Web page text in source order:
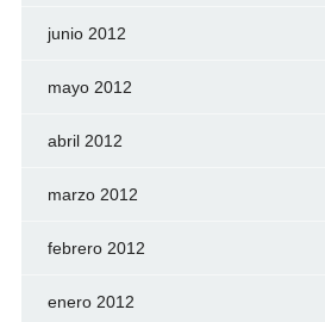
junio 2012
mayo 2012
abril 2012
marzo 2012
febrero 2012
enero 2012